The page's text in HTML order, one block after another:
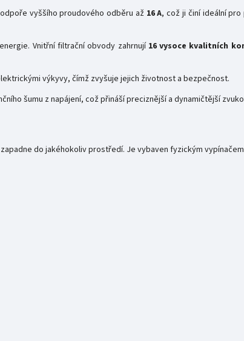
vyššího proudového odběru až 16 A, což ji činí ideální
Vnitřní filtrační obvody zahrnují 16 vysoce kvalitních
výkyvy, čímž zvyšuje jejich životnost a bezpečnost.
šumu z napájení, což přináší preciznější a dynamičtější
do jakéhokoliv prostředí. Je vybaven fyzickým vypínačem